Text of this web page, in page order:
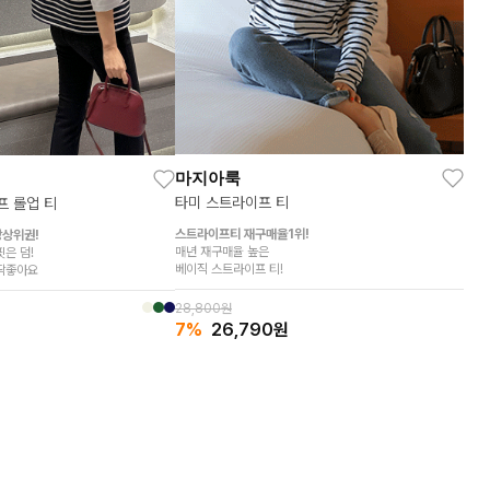
롤업 티
위권!
은 덤!
좋아요
마지아룩
타미 스트라이프 티
스트라이프티 재구매율1위!
매년 재구매율 높은
베이직 스트라이프 티!
28,800원
7% 26,790원